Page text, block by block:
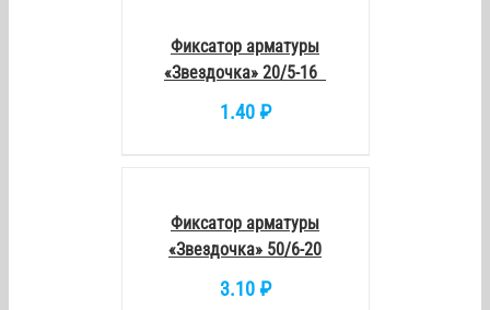
Фиксатор арматуры
«Звездочка» 20/5-16
1.40 ₽
Фиксатор арматуры
«Звездочка» 50/6-20
3.10 ₽